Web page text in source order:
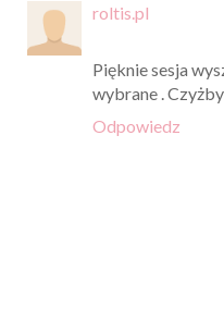
roltis.pl
Pięknie sesja
wybrane .
Odpowiedz